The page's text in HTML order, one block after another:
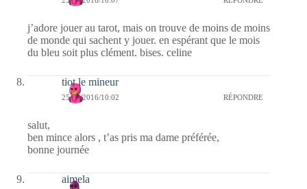
j’adore jouer au tarot, mais on trouve de moins de moins
de monde qui sachent y jouer. en espérant que le mois
du bleu soit plus clément. bises. celine
tiot le mineur
25/07/2016/10:02 RÉPONDRE
salut,
ben mince alors , t’as pris ma dame préférée,
bonne journée
aimela